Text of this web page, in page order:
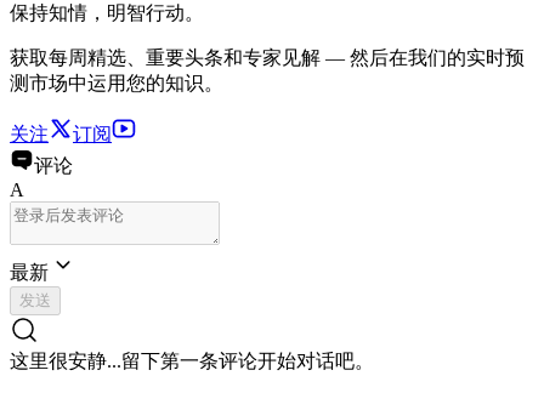
保持知情，明智行动。
获取每周精选、重要头条和专家见解 — 然后在我们的实时预
测市场中运用您的知识。
关注
订阅
评论
A
最新
发送
这里很安静...留下第一条评论开始对话吧。